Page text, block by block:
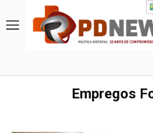
Empregos